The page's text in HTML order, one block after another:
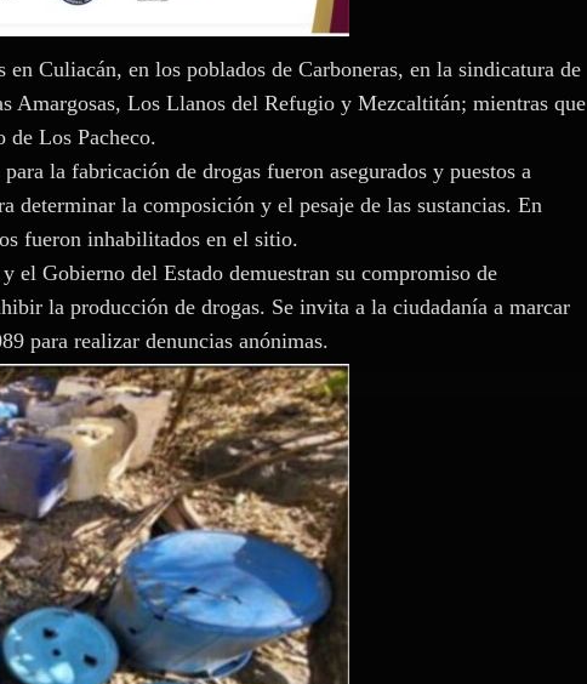
Culiacán, en los poblados de Carboneras, en la sindicatura de
Amargosas, Los Llanos del Refugio y Mezcaltitán; mientras que
de Los Pacheco.
la fabricación de drogas fueron asegurados y puestos a
la composición y el pesaje de las sustancias. En
fueron inhabilitados en el sitio.
el Gobierno del Estado demuestran su compromiso de
la producción de drogas. Se invita a la ciudadanía a marcar
para realizar denuncias anónimas.